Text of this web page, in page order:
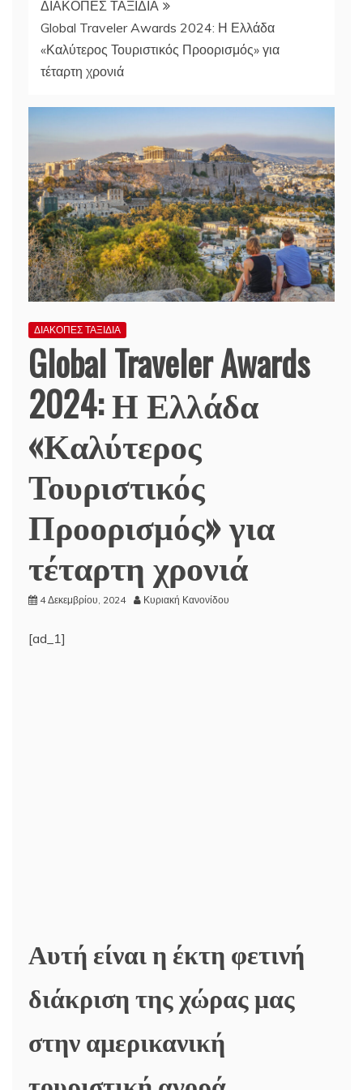
ΔΙΑΚΟΠΕΣ ΤΑΞΙΔΙΑ
Global Traveler Awards 2024: Η Ελλάδα
«Καλύτερος Τουριστικός Προορισμός» για
τέταρτη χρονιά
ΔΙΑΚΟΠΕΣ ΤΑΞΙΔΙΑ
Global Traveler Awards
2024: Η Ελλάδα
«Καλύτερος
Τουριστικός
Προορισμός» για
τέταρτη χρονιά
4 Δεκεμβρίου, 2024 Κυριακή Κανονίδου
[ad_1]
Αυτή είναι η έκτη φετινή
διάκριση της χώρας μας
στην αμερικανική